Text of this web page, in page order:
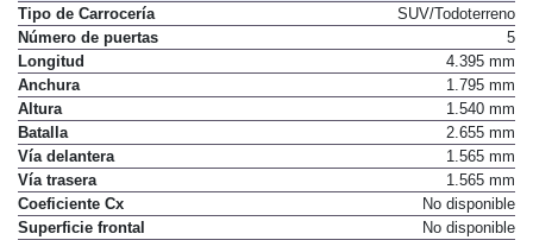
Tipo de Carrocería
SUV/Todoterreno
Número de puertas
5
Longitud
4.395 mm
Anchura
1.795 mm
Altura
1.540 mm
Batalla
2.655 mm
Vía delantera
1.565 mm
Vía trasera
1.565 mm
Coeficiente Cx
No disponible
Superficie frontal
No disponible